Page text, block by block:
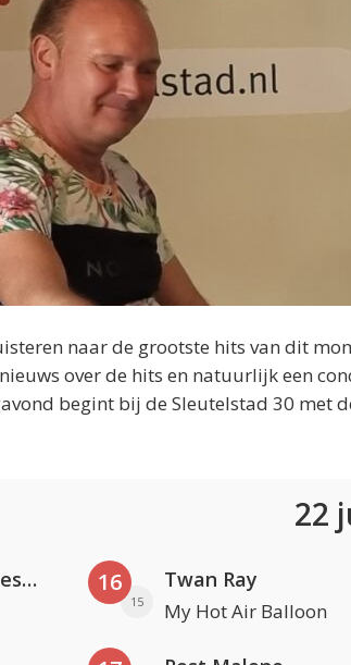
naar de grootste hits van dit
over de hits en natuurlijk een
begint bij de Sleutelstad 30 met
22
Kris Kross Amsterdam. Sofia Reyes & Tinie Tempah 16
15
Twan Ray
My Hot Air Balloon